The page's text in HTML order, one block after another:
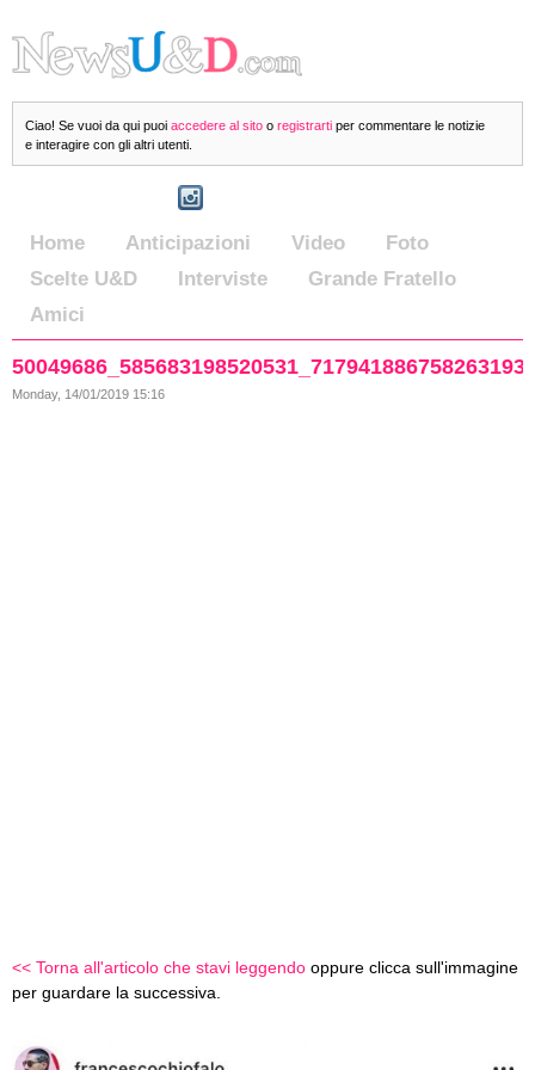
Ciao! Se vuoi da qui puoi accedere al sito o registrarti per commentare le notizie
e interagire con gli altri utenti.
Home Anticipazioni Video
Foto
Scelte U&D
Interviste
Grande Fratello
Amici
Monday, 14/01/2019 15:16
<< Torna all'articolo che stavi leggendo oppure clicca sull'immagine
per guardare la successiva.